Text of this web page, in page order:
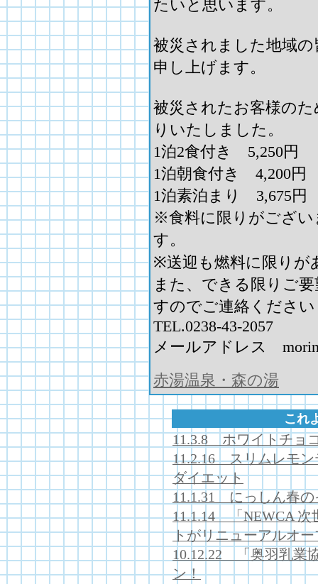
たいと思います。
被災されました地域
申し上げます。
被災されたお客様の
りいたしました。
1泊2食付き 5,250円
1泊朝食付き 4,200円
1泊素泊まり 3,675円
※食料に限りがござい
す。
※送迎も燃料に限りが
また、できる限りご
すのでご連絡くださ
TEL.0238-43-2057
メールアドレス
赤湯温泉・森の湯
これ
11.3.8 ホワイトチョ
11.2.16 スリムレモン
ダイエット
11.1.31 にっしん春の
11.1.14 「NEWCA 次
トがリニューアルオー
10.12.22 「奥羽乳業
ン！